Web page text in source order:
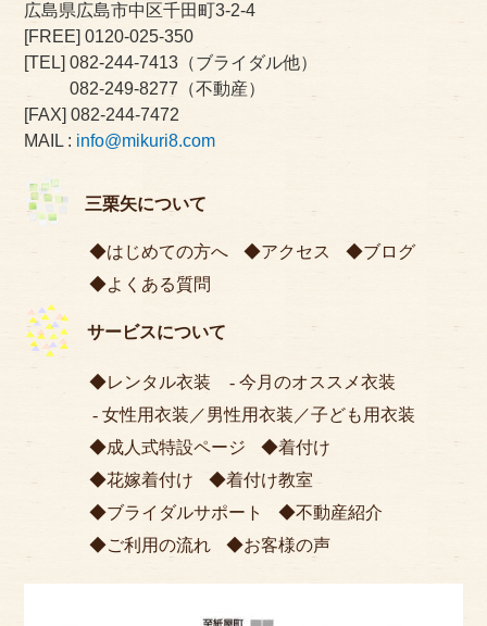
広島県広島市中区千田町3-2-4
[FREE]0120-025-350
[TEL] 082-244-7413 （ブライダル他）
082-249-8277 （不動産）
[FAX] 082-244-7472
MAIL : info@mikuri8.com
三栗矢について
はじめての方へ アクセス
ブログ
よくある質問
サービスについて
レンタル衣装
今月のオススメ衣装
女性用衣装 ／男性用衣装 ／子ども用衣装
成人式特設ページ
着付け
花嫁着付け
着付け教室
ブライダルサポート
不動産紹介
ご利用の流れ
お客様の声